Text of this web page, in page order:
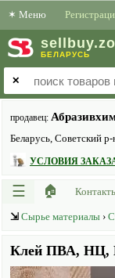
✶ Меню
sell buy
БЕЛАРУСЬ
✕
продавец:
Беларусь, Советский
УСЛОВИЯ
☰ 🏠
⇲ Сырье материалы ›
Клей ПВА, НЦ,